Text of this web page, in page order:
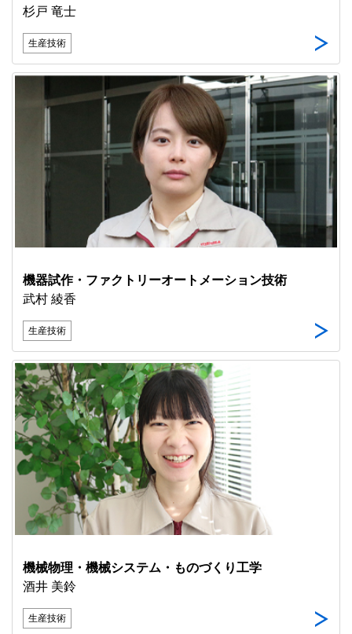
杉戸 竜士
生産技術
機器試作・ファクトリーオートメーション技術
武村 綾香
生産技術
機械物理・機械システム・ものづくり工学
酒井 美鈴
生産技術